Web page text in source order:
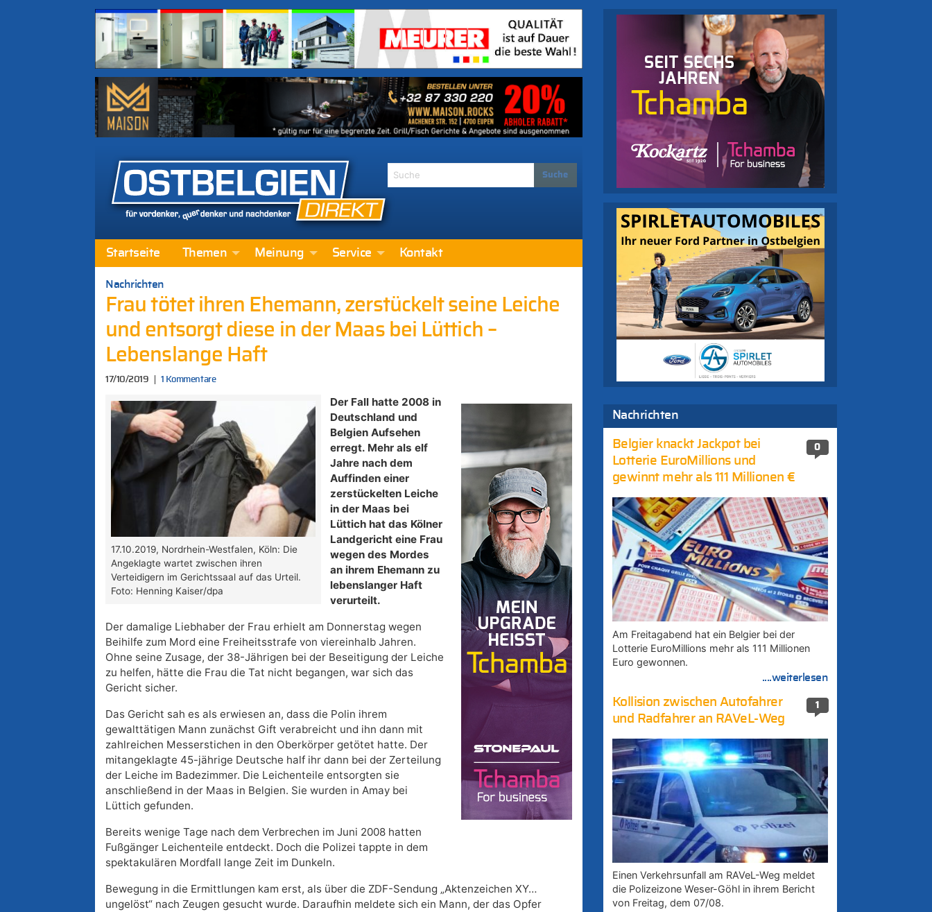
Startseite Themen Meinung Service Kontakt
Nachrichten
Frau tötet ihren Ehemann, zerstückelt seine Leiche
und entsorgt diese in der Maas bei Lüttich –
Lebenslange Haft
17/10/2019 1 Kommentare
17.10.2019, Nordrhein-Westfalen, Köln: Die
Angeklagte wartet zwischen ihren
Verteidigern im Gerichtssaal auf das Urteil.
Foto: Henning Kaiser/dpa
Der Fall hatte 2008 in
Deutschland und
Belgien Aufsehen
erregt. Mehr als elf
Jahre nach dem
Auffinden einer
zerstückelten Leiche
in der Maas bei
Lüttich hat das Kölner
Landgericht eine Frau
wegen des Mordes
an ihrem Ehemann zu
lebenslanger Haft
verurteilt.
Der damalige Liebhaber der Frau erhielt am Donnerstag wegen
Beihilfe zum Mord eine Freiheitsstrafe von viereinhalb Jahren.
Ohne seine Zusage, der 38-Jährigen bei der Beseitigung der Leiche
zu helfen, hätte die Frau die Tat nicht begangen, war sich das
Gericht sicher.
Das Gericht sah es als erwiesen an, dass die Polin ihrem
gewalttätigen Mann zunächst Gift verabreicht und ihn dann mit
zahlreichen Messerstichen in den Oberkörper getötet hatte. Der
mitangeklagte 45-jährige Deutsche half ihr dann bei der Zerteilung
der Leiche im Badezimmer. Die Leichenteile entsorgten sie
anschließend in der Maas in Belgien. Sie wurden in Amay bei
Lüttich gefunden.
Bereits wenige Tage nach dem Verbrechen im Juni 2008 hatten
Fußgänger Leichenteile entdeckt. Doch die Polizei tappte in dem
spektakulären Mordfall lange Zeit im Dunkeln.
Bewegung in die Ermittlungen kam erst, als über die ZDF-Sendung „Aktenzeichen XY…
ungelöst“ nach Zeugen gesucht wurde. Daraufhin meldete sich ein Mann, der das Opfer
Nachrichten
0
Belgier knackt Jackpot bei
Lotterie EuroMillions und
gewinnt mehr als 111 Millionen €
Am Freitagabend hat ein Belgier bei der
Lotterie EuroMillions mehr als 111 Millionen
Euro gewonnen.
....weiterlesen
1
Kollision zwischen Autofahrer
und Radfahrer an RAVeL-Weg
Einen Verkehrsunfall am RAVeL-Weg meldet
die Polizeizone Weser-Göhl in ihrem Bericht
von Freitag, dem 07/08.